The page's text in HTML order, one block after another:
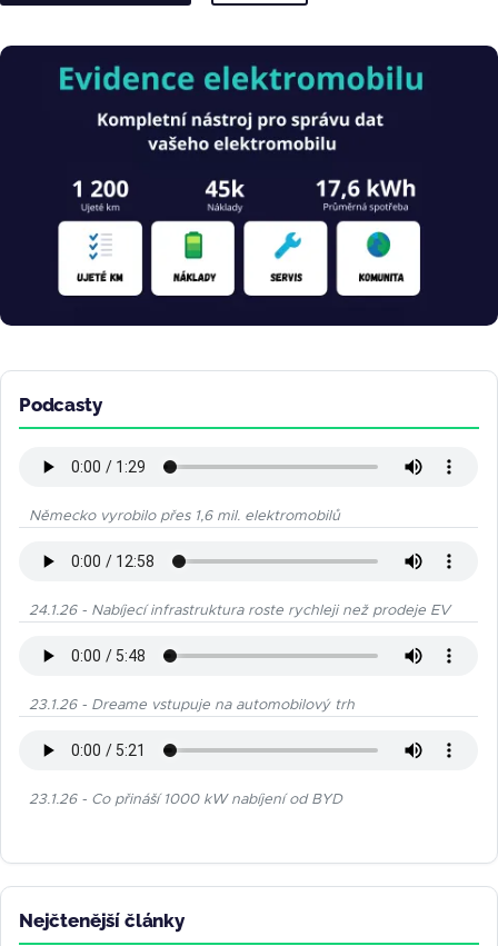
Obrázek
Podcasty
Německo vyrobilo přes 1,6 mil. elektromobilů
24.1.26 - Nabíjecí infrastruktura roste rychleji než prodeje EV
23.1.26 - Dreame vstupuje na automobilový trh
23.1.26 - Co přináší 1000 kW nabíjení od BYD
Nejčtenější články